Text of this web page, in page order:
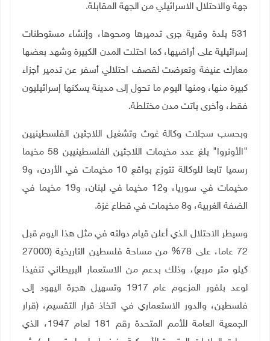
جهة والاحتلال الاسرائيلي من الجهة المقابلة.
531 بلدة وقرية جرى تدميرها ومحوها، وإنشاء مستوطنات
إسرائيلية على أراضيها، كما احتلت المدن الكبيرة وشهد بعضها
معارك عنيفة وتعرضت لقصف احتلالي أسفر عن تدمير أجزاء
كبيرة منها، ومنها اليوم ما تحول إلى مدينة يسكنها إسرائيليون
فقط، وأخرى باتت مدن مختلطة.
وبحسب سجلات وكالة غوث وتشغيل اللاجئين الفلسطينيين
"الأونروا" بلغ عدد مخيمات اللاجئين الفلسطينيين 58 مخيما
رسميا تابعا للوكالة تتوزع بواقع 10 مخيمات في الأردن، و9
مخيمات في سوريا، و12 مخيما في لبنان، و19 مخيما في
الضفة الغربية، و8 مخيمات في قطاع غزة
.
وسيطر الاحتلال الذي أعلن قيام دولته في مثل هذا اليوم قبل
72 عاما، على 78% من مساحة فلسطين التاريخية (27000
كيلو متر مربع)، وذلك بدعم من الاستعمار البريطاني تنفيذا
لوعد بلفور المزعوم عام 1917 وتسهيل هجرة اليهود إلى
فلسطين، والدور الاستعماري في اتخاذ قرار التقسيم، (قرار
الجمعية العامة للأمم المتحدة رقم 181 لعام 1947، الذي